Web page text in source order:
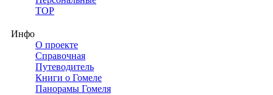
TOP
Инфо
О проекте
Справочная
Путеводитель
Книги о Гомеле
Панорамы Гомеля